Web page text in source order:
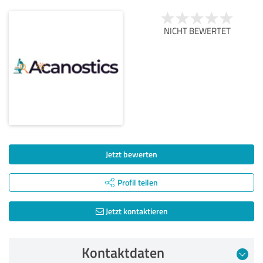
NICHT BEWERTET
Jetzt bewerten
Profil teilen
Jetzt kontaktieren
Kontaktdaten